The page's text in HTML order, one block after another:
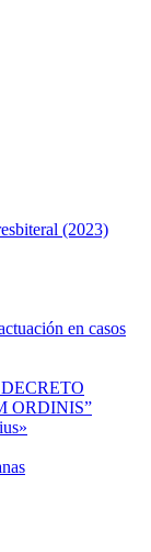
(2023)
en casos
ORDINIS”